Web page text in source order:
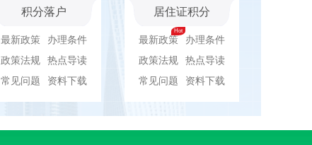
积分落户
最新政策
办理条件
政策法规
热点导读
常见问题
资料下载
居住证积分
最新政策
办理条件
政策法规
热点导读
常见问题
资料下载